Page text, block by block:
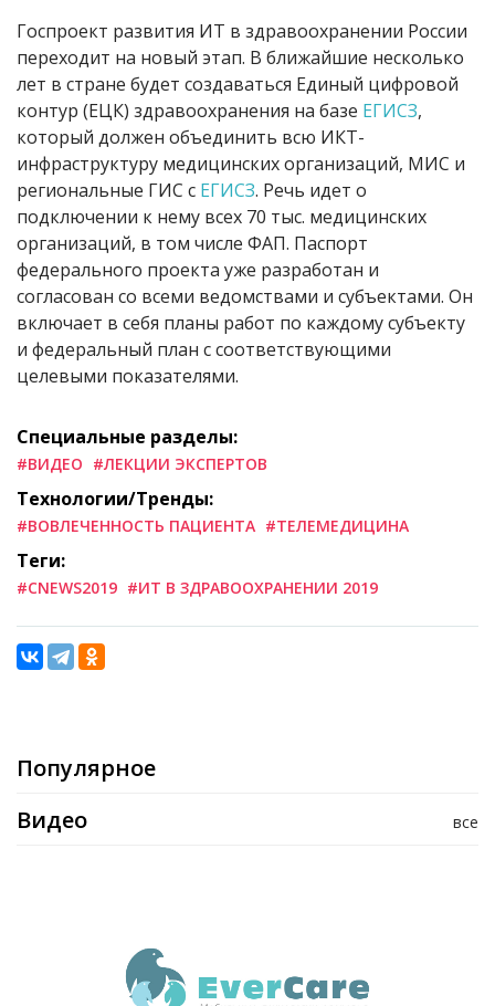
Госпроект развития ИТ в здравоохранении России
переходит на новый этап. В ближайшие несколько
лет в стране будет создаваться Единый цифровой
контур (ЕЦК) здравоохранения на базе ЕГИСЗ,
который должен объединить всю ИКТ-
инфраструктуру медицинских организаций, МИС и
региональные ГИС с ЕГИСЗ. Речь идет о
подключении к нему всех 70 тыс. медицинских
организаций, в том числе ФАП. Паспорт
федерального проекта уже разработан и
согласован со всеми ведомствами и субъектами. Он
включает в себя планы работ по каждому субъекту
и федеральный план с соответствующими
целевыми показателями.
Специальные разделы:
#ВИДЕО #ЛЕКЦИИ ЭКСПЕРТОВ
Технологии/Тренды:
#ВОВЛЕЧЕННОСТЬ ПАЦИЕНТА #ТЕЛЕМЕДИЦИНА
Теги:
#CNEWS2019 #ИТ В ЗДРАВООХРАНЕНИИ 2019
Популярное
все
Видео